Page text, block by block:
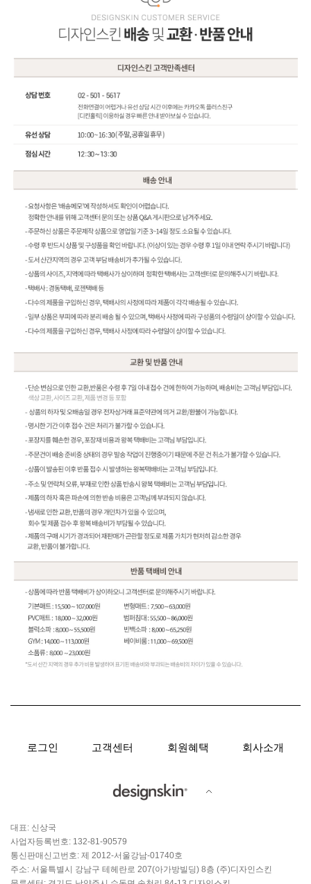
로그인 고객센터 회원혜택 회사소개
대표: 신상국
사업자등록번호: 132-81-90579
통신판매신고번호: 제 2012-서울강남-01740호
주소: 서울특별시 강남구 테헤란로 207(아가방빌딩) 8층 (주)디자인스킨